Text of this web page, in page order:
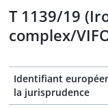
T 1139/19
complex/
Identifiant
la jurisprudence